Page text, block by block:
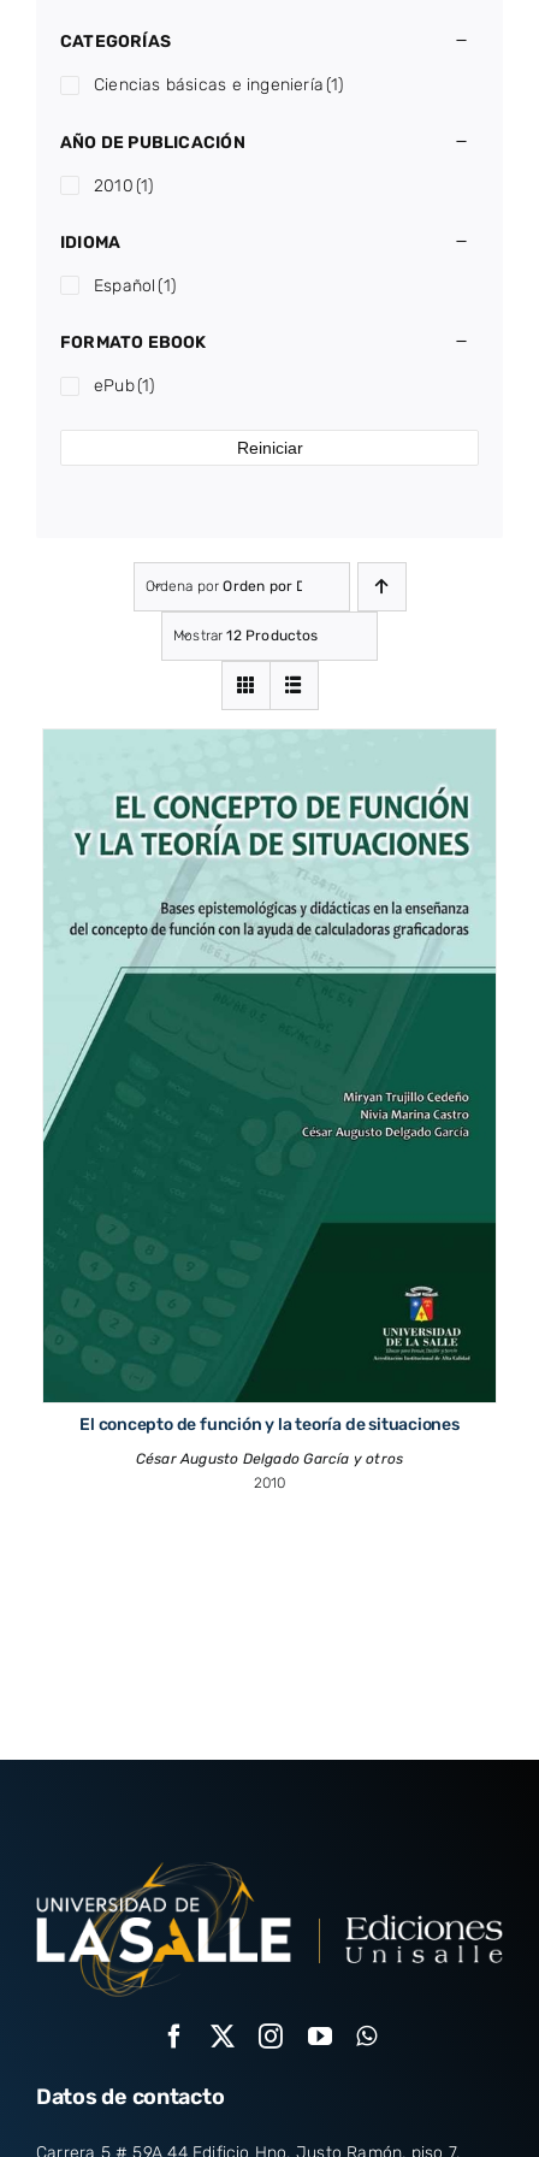
CATEGORÍAS
Ciencias básicas e ingeniería(1)
AÑO DE PUBLICACIÓN
2010(1)
IDIOMA
Español (1)
FORMATO EBOOK
ePub(1)
Reiniciar
Ordena porOrden por Defecto
Mostrar12 Productos
El concepto de función y la teoría de situaciones
César Augusto Delgado García y otros
2010
Datos de contacto